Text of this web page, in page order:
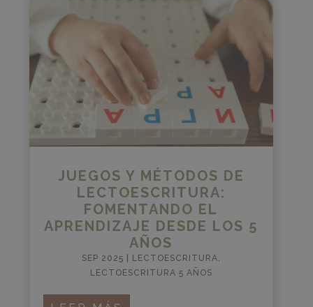
JUEGOS Y MÉTODOS DE
LECTOESCRITURA:
FOMENTANDO EL
APRENDIZAJE DESDE LOS 5
AÑOS
SEP 2025 LECTOESCRITURA,
LECTOESCRITURA 5 AÑOS